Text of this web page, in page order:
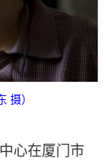
摄）
心在厦门市